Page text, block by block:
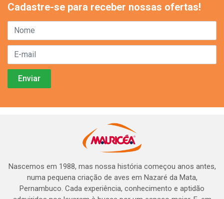
Cadastre-se para receber nossas ofertas!
Nascemos em 1988, mas nossa história começou anos antes,
numa pequena criação de aves em Nazaré da Mata,
Pernambuco. Cada experiência, conhecimento e aptidão